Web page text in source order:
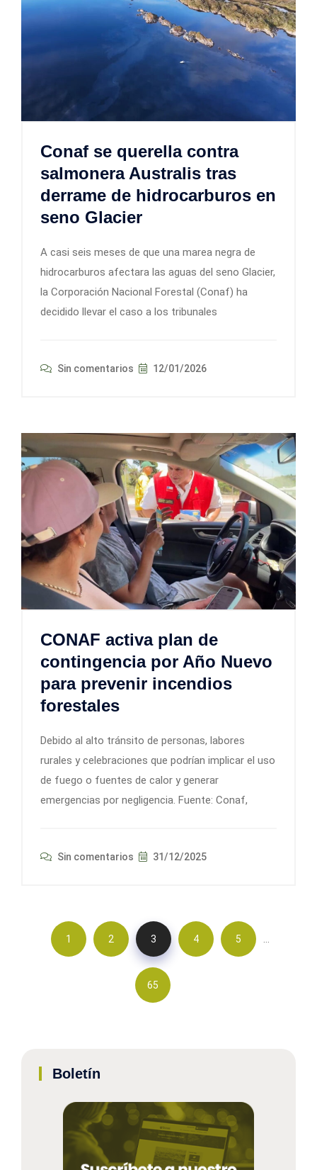
Conaf se querella contra
salmonera Australis tras
derrame de hidrocarburos en
seno Glacier
A casi seis meses de que una marea negra de
hidrocarburos afectara las aguas del seno Glacier,
la Corporación Nacional Forestal (Conaf) ha
decidido llevar el caso a los tribunales
Sin comentarios 12/01/2026
CONAF activa plan de
contingencia por Año Nuevo
para prevenir incendios
forestales
Debido al alto tránsito de personas, labores
rurales y celebraciones que podrían implicar el uso
de fuego o fuentes de calor y generar
emergencias por negligencia. Fuente: Conaf,
Sin comentarios 31/12/2025
1 2 3 4 5 …
65
Boletín